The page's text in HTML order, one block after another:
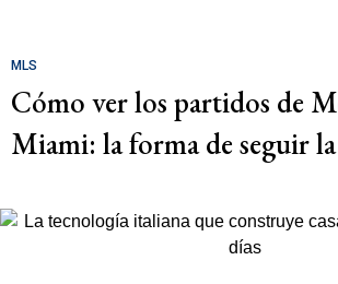
MLS
Cómo ver los partidos de
Miami: la forma de seguir